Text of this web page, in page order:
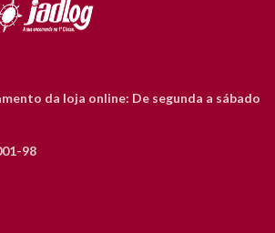
da loja online: De segunda a sábado
98